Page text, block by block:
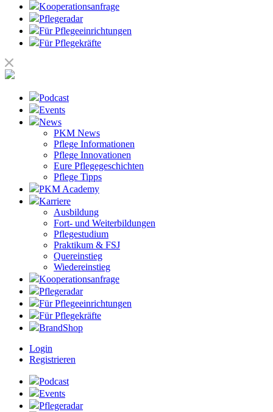
Kooperationsanfrage
Pflegeradar
Für Pflegeeinrichtungen
Für Pflegekräfte
Podcast
Events
News
PKM News
Pflege Informationen
Pflege Innovationen
Eure Pflegegeschichten
Pflege Tipps
PKM Academy
Karriere
Ausbildung
Fort- und Weiterbildungen
Pflegestudium
Praktikum & FSJ
Quereinstieg
Wiedereinstieg
Kooperationsanfrage
Pflegeradar
Für Pflegeeinrichtungen
Für Pflegekräfte
BrandShop
Login
Registrieren
Podcast
Events
Pflegeradar